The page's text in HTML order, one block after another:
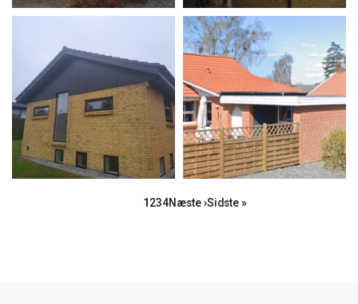
Side
1Side
2Side
3Side
4Næste
Næste ›Sidste
Sidste »